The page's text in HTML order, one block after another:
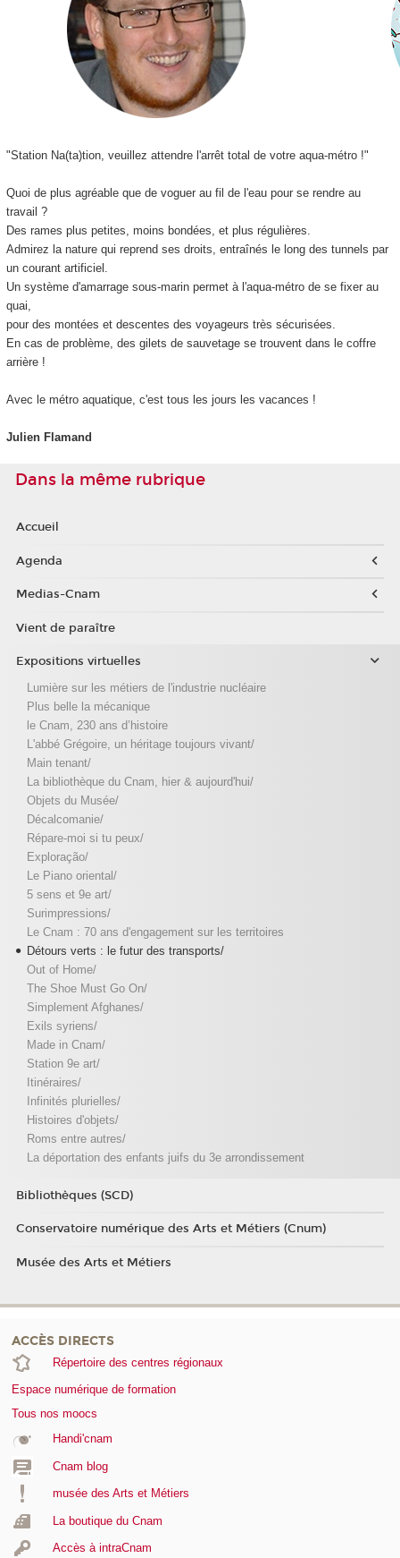
"Station Na(ta)tion, veuillez attendre l'arrêt total de votre aqua-métro !"
Quoi de plus agréable que de voguer au fil de l'eau pour se rendre au
travail ?
Des rames plus petites, moins bondées, et plus régulières.
Admirez la nature qui reprend ses droits, entraînés le long des tunnels par
un courant artificiel.
Un système d'amarrage sous-marin permet à l'aqua-métro de se fixer au
quai,
pour des montées et descentes des voyageurs très sécurisées.
En cas de problème, des gilets de sauvetage se trouvent dans le coffre
arrière !
Avec le métro aquatique, c'est tous les jours les vacances !
Julien Flamand
Dans la même rubrique
Accueil
Agenda
Medias-Cnam
Vient de paraître
Expositions virtuelles
Lumière sur les métiers de l'industrie nucléaire
Plus belle la mécanique
le Cnam, 230 ans d’histoire
L'abbé Grégoire, un héritage toujours vivant/
Main tenant/
La bibliothèque du Cnam, hier & aujourd'hui/
Objets du Musée/
Décalcomanie/
Répare-moi si tu peux/
Exploração/
Le Piano oriental/
5 sens et 9e art/
Surimpressions/
Le Cnam : 70 ans d'engagement sur les territoires
Détours verts : le futur des transports/
Out of Home/
The Shoe Must Go On/
Simplement Afghanes/
Exils syriens/
Made in Cnam/
Station 9e art/
Itinéraires/
Infinités plurielles/
Histoires d'objets/
Roms entre autres/
La déportation des enfants juifs du 3e arrondissement
Bibliothèques (SCD)
Conservatoire numérique des Arts et Métiers (Cnum)
Musée des Arts et Métiers
ACCÈS DIRECTS
Répertoire des centres régionaux
Espace numérique de formation
Tous nos moocs
Handi'cnam
Cnam blog
musée des Arts et Métiers
La boutique du Cnam
Accès à intraCnam